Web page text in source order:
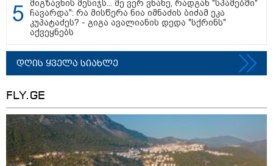
გუშინდელი ვიდეო ვირუსულად
გავრცელდა.... დანარჩენი თქვენ
განსაჯეთ, რამდენად
აქვეყნებს კობა ახალაძე
მლეთიდან, სადაც 12 წლის წინ
გურამ დადიანიძე გაუჩინარდა?
პოლიტიკა
მიგზავნის მესიჯს... მე ვერ ვნახე, რადგან "სპამებში"
ჩავარდა": რა მისწერა ნია იმნაძის ბიძამ ეკა
კუპატაძეს? - გიგა ავალიანის დედა "სქრინს"
აქვეყნებს
დღის ყველა სიახლე
FLY.GE